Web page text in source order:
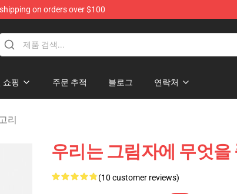
shipping on orders over $100
Store
쇼핑 주문 추적 블로그 연락처
리
우리는 그림자에 무엇을
(10 customer reviews)